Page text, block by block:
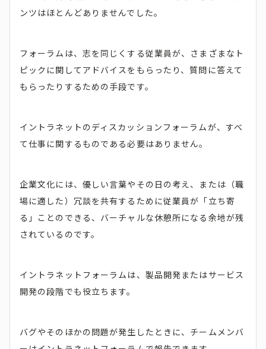
ンツはほとんどありませんでした。
フォーラムは、志を同じくする従業員が、さまざまなト
ピックに関してアドバイスをもらったり、質問に答えて
もらったりするための手段です。
イントラネットのディスカッションフォーラムが、すべ
て仕事に関するものである必要はありません。
企業文化には、優しい言葉やその日の考え、または（職
場に適した）冗談を共有するために従業員が「立ち寄
る」ことのできる、バーチャルな休憩所になる余地が残
されているのです。
イントラネットフォーラムは、製品開発またはサービス
開発の段階でも役立ちます。
バグやそのほかの問題が発生したときに、チームメンバ